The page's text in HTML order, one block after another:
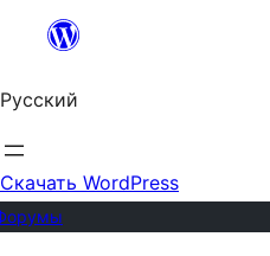
Перейти
содержимому
Русский
Скачать WordPress